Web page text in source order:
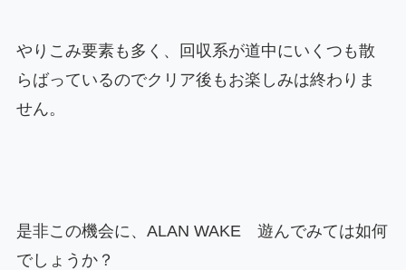
やりこみ要素も多く、回収系が道中にいくつも散
らばっているのでクリア後もお楽しみは終わりま
せん。
是非この機会に、ALAN WAKE 遊んでみては如何
でしょうか？